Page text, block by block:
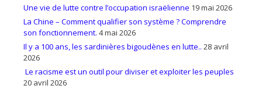
Une vie de lutte contre l’occupation israëlienne 19 mai 2026
La Chine – Comment qualifier son système ? Comprendre
son fonctionnement. 4 mai 2026
Il y a 100 ans, les sardinières bigoudènes en lutte.. 28 avril
2026
Le racisme est un outil pour diviser et exploiter les peuples
20 avril 2026